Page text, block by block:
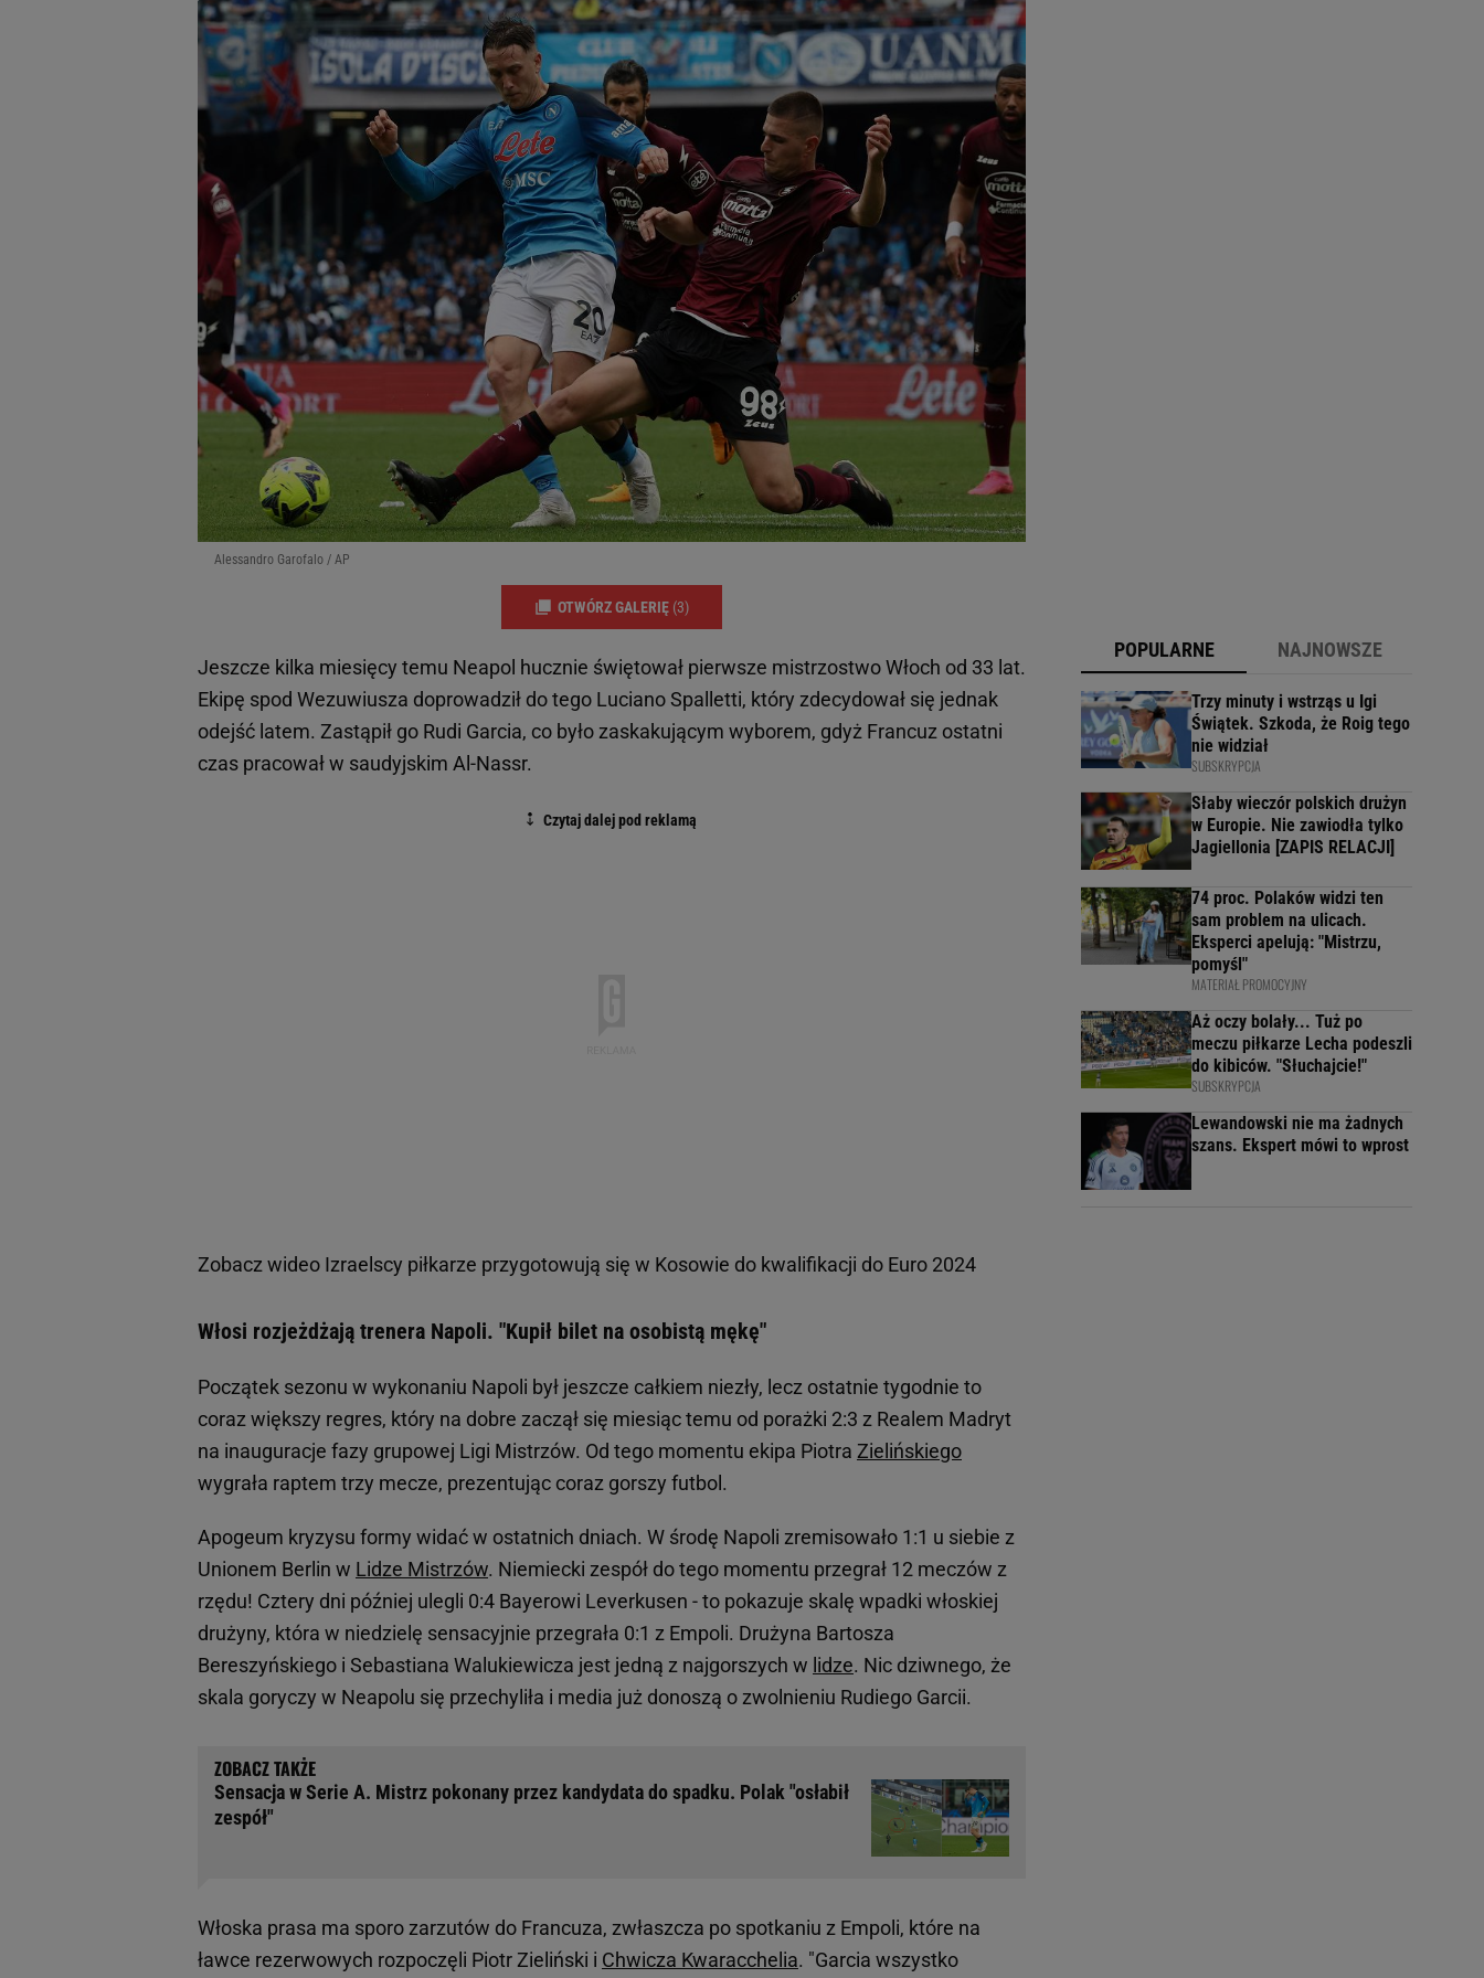
Alessandro Garofalo / AP
OTWÓRZ GALERIĘ (3)
Jeszcze kilka miesięcy temu Neapol hucznie świętował pierwsze mistrzostwo Włoch od 33 lat.
Ekipę spod Wezuwiusza doprowadził do tego Luciano Spalletti, który zdecydował się jednak
odejść latem. Zastąpił go Rudi Garcia, co było zaskakującym wyborem, gdyż Francuz ostatni
czas pracował w saudyjskim Al-Nassr.
Zobacz wideo Izraelscy piłkarze przygotowują się w Kosowie do kwalifikacji do Euro 2024
Włosi rozjeżdżają trenera Napoli. "Kupił bilet na osobistą mękę"
Początek sezonu w wykonaniu Napoli był jeszcze całkiem niezły, lecz ostatnie tygodnie to
coraz większy regres, który na dobre zaczął się miesiąc temu od porażki 2:3 z Realem Madryt
na inauguracje fazy grupowej Ligi Mistrzów. Od tego momentu ekipa Piotra Zielińskiego
wygrała raptem trzy mecze, prezentując coraz gorszy futbol.
Apogeum kryzysu formy widać w ostatnich dniach. W środę Napoli zremisowało 1:1 u siebie z
Unionem Berlin w Lidze Mistrzów. Niemiecki zespół do tego momentu przegrał 12 meczów z
rzędu! Cztery dni później ulegli 0:4 Bayerowi Leverkusen - to pokazuje skalę wpadki włoskiej
drużyny, która w niedzielę sensacyjnie przegrała 0:1 z Empoli. Drużyna Bartosza
Bereszyńskiego i Sebastiana Walukiewicza jest jedną z najgorszych w lidze. Nic dziwnego, że
skala goryczy w Neapolu się przechyliła i media już donoszą o zwolnieniu Rudiego Garcii.
Sensacja w Serie A. Mistrz pokonany przez kandydata do spadku. Polak "osłabił
zespół"
Włoska prasa ma sporo zarzutów do Francuza, zwłaszcza po spotkaniu z Empoli, które na
ławce rezerwowych rozpoczęli Piotr Zieliński i Chwicza Kwaracchelia. "Garcia wszystko
POPULARNE NAJNOWSZE
Trzy minuty i wstrząs u Igi
Świątek. Szkoda, że Roig tego
nie widział
SUBSKRYPCJA
Słaby wieczór polskich drużyn
w Europie. Nie zawiodła tylko
Jagiellonia [ZAPIS RELACJI]
74 proc. Polaków widzi ten
sam problem na ulicach.
Eksperci apelują: "Mistrzu,
pomyśl"
MATERIAŁ PROMOCYJNY
Aż oczy bolały... Tuż po
meczu piłkarze Lecha podeszli
do kibiców. "Słuchajcie!"
SUBSKRYPCJA
Lewandowski nie ma żadnych
szans. Ekspert mówi to wprost